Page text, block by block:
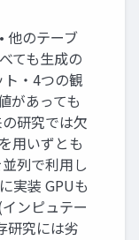
他のテーブ
ても⽣成の
・4つの観
があっても
研究では⽋
⽤いずとも
列で利⽤し
実装 GPUも
ンピュテー
研究には劣